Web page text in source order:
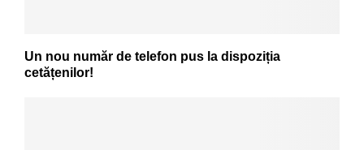
Un nou număr de telefon pus la dispoziția
cetățenilor!